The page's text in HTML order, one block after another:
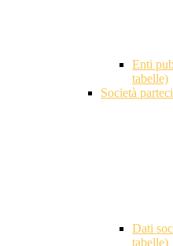
Enti
tabelle)
Società
Dati
tabelle)